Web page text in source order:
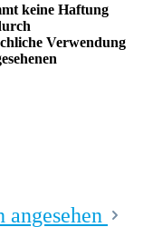
keine Haftung
Verwendung
angesehen